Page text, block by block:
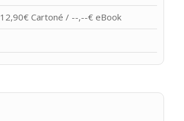
12,90€ Cartoné / --,--€ eBook